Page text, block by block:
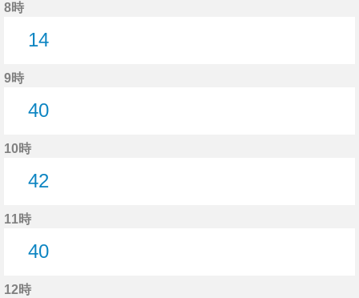
8時
14
9時
40
10時
42
11時
40
12時